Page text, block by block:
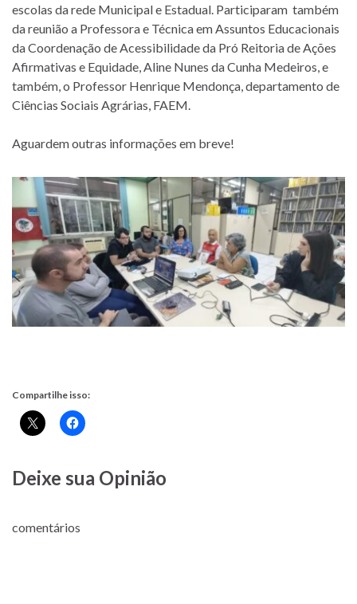
escolas da rede Municipal e Estadual. Participaram também
da reunião a Professora e Técnica em Assuntos Educacionais
da Coordenação de Acessibilidade da Pró Reitoria de Ações
Afirmativas e Equidade, Aline Nunes da Cunha Medeiros, e
também, o Professor Henrique Mendonça, departamento de
Ciências Sociais Agrárias, FAEM.
Aguardem outras informações em breve!
Compartilhe isso:
Deixe sua Opinião
comentários